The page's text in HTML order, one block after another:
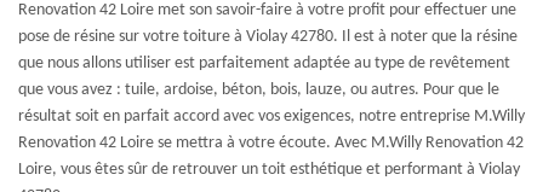
Renovation 42 Loire met son savoir-faire à votre profit pour effectuer une
pose de résine sur votre toiture à Violay 42780. Il est à noter que la résine
que nous allons utiliser est parfaitement adaptée au type de revêtement
que vous avez : tuile, ardoise, béton, bois, lauze, ou autres. Pour que le
résultat soit en parfait accord avec vos exigences, notre entreprise M.Willy
Renovation 42 Loire se mettra à votre écoute. Avec M.Willy Renovation 42
Loire, vous êtes sûr de retrouver un toit esthétique et performant à Violay